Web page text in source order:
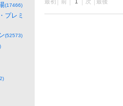
最初 前 1 次 最後
(17466)
プレミ
(52573)